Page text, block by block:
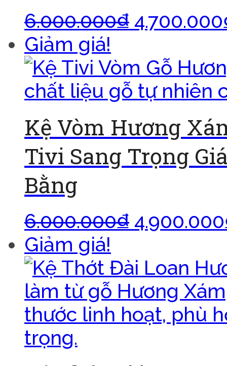
6.000.000₫ 4.700.000
Giảm giá!
Kệ Vòm Hương
Tivi Sang Trọng
Bằng
6.000.000₫ 4.900.000
Giảm giá!